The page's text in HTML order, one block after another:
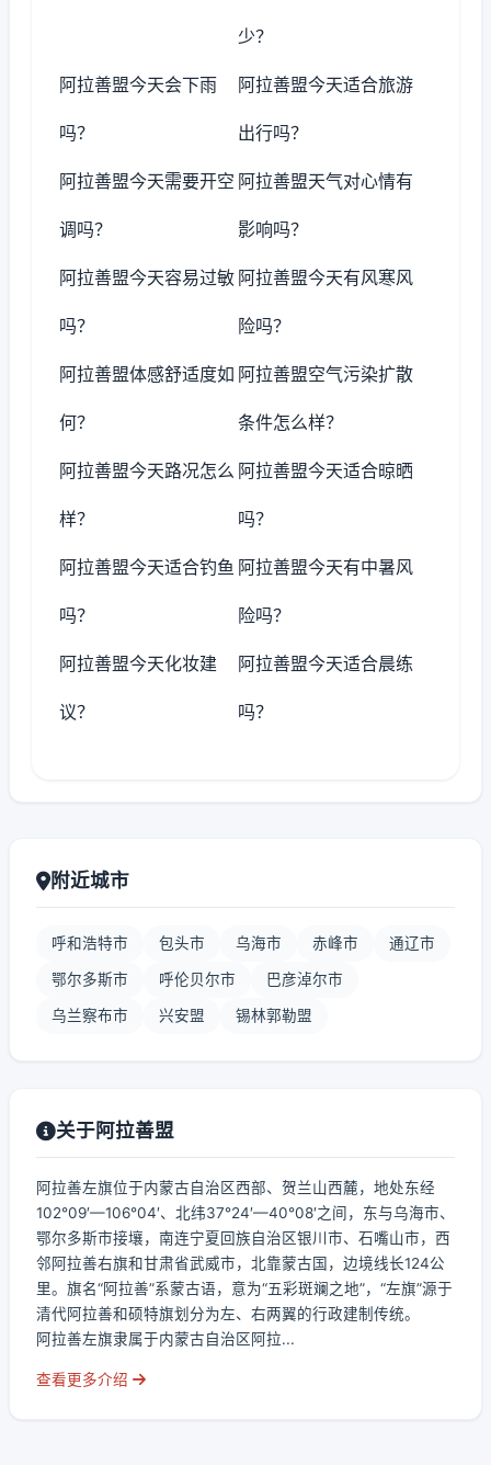
少？
阿拉善盟今天会下雨
吗？
阿拉善盟今天适合旅游
出行吗？
阿拉善盟今天需要开空
调吗？
阿拉善盟天气对心情有
影响吗？
阿拉善盟今天容易过敏
吗？
阿拉善盟今天有风寒风
险吗？
阿拉善盟体感舒适度如
何？
阿拉善盟空气污染扩散
条件怎么样？
阿拉善盟今天路况怎么
样？
阿拉善盟今天适合晾晒
吗？
阿拉善盟今天适合钓鱼
吗？
阿拉善盟今天有中暑风
险吗？
阿拉善盟今天化妆建
议？
阿拉善盟今天适合晨练
吗？
附近城市
呼和浩特市 包头市 乌海市 赤峰市 通辽市
鄂尔多斯市 呼伦贝尔市 巴彦淖尔市
乌兰察布市 兴安盟 锡林郭勒盟
关于阿拉善盟
阿拉善左旗位于内蒙古自治区西部、贺兰山西麓，地处东经
102°09′—106°04′、北纬37°24′—40°08′之间，东与乌海市、
鄂尔多斯市接壤，南连宁夏回族自治区银川市、石嘴山市，西
邻阿拉善右旗和甘肃省武威市，北靠蒙古国，边境线长124公
里。旗名“阿拉善”系蒙古语，意为“五彩斑斓之地”，“左旗”源于
清代阿拉善和硕特旗划分为左、右两翼的行政建制传统。
阿拉善左旗隶属于内蒙古自治区阿拉...
查看更多介绍